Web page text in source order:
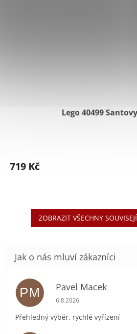
Lego 40499
719 Kč
ZOBRAZIT VŠECHNY
PM Pavel Macek
Hodnocení obchodu je 5
6.8.2026
Přehledný výběr, rychlé vyřízení